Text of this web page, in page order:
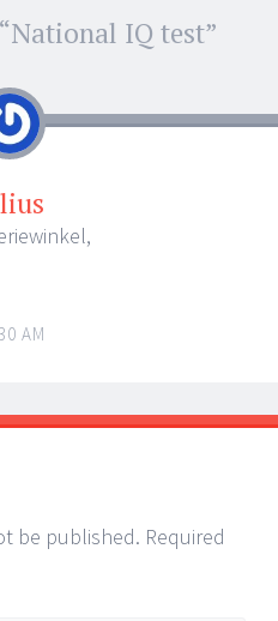
National IQ test”
AM
be published. Required